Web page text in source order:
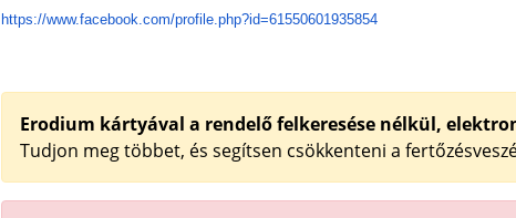
https://www.facebook.com/profile.php?id=61550601935854
Erodium kártyával a rendelő felkeresése nélkül,
Tudjon meg többet, és segítsen csökkenteni a